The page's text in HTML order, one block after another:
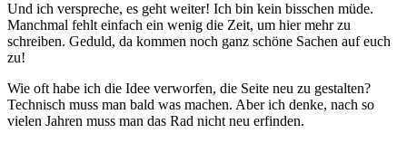
Und ich verspreche, es geht weiter! Ich bin kein bisschen müde.
Manchmal fehlt einfach ein wenig die Zeit, um hier mehr zu
schreiben. Geduld, da kommen noch ganz schöne Sachen auf euch
zu!
Wie oft habe ich die Idee verworfen, die Seite neu zu gestalten?
Technisch muss man bald was machen. Aber ich denke, nach so
vielen Jahren muss man das Rad nicht neu erfinden.